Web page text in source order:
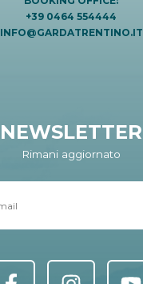
+39 0464 554444
INFO@GARDATRENTINO.IT
NEWSLETTER
Rimani aggiornato